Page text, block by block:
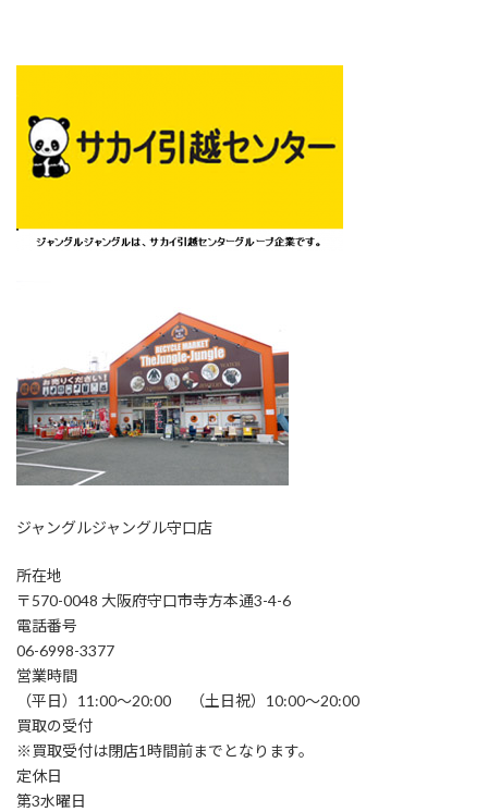
ジャングルジャングル守口店
所在地
〒570-0048 大阪府守口市寺方本通3-4-6
電話番号
06-6998-3377
営業時間
（平日）11:00～20:00 （土日祝）10:00～20:00
買取の受付
※買取受付は閉店1時間前までとなります。
定休日
第3水曜日